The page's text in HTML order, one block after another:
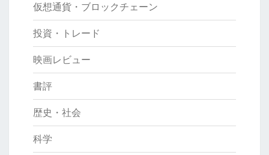
仮想通貨・ブロックチェーン
投資・トレード
映画レビュー
書評
歴史・社会
科学